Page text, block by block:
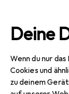
Deine
Wenn du nur
Cookies und
zu deinem